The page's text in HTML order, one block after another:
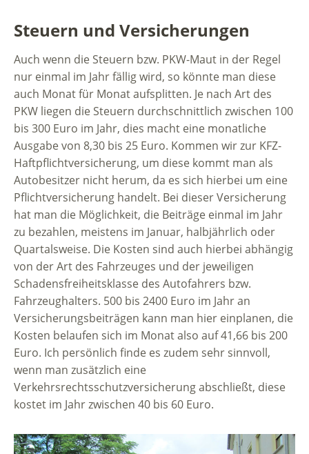
Steuern und Versicherungen
Auch wenn die Steuern bzw. PKW-Maut in der Regel
nur einmal im Jahr fällig wird, so könnte man diese
auch Monat für Monat aufsplitten. Je nach Art des
PKW liegen die Steuern durchschnittlich zwischen 100
bis 300 Euro im Jahr, dies macht eine monatliche
Ausgabe von 8,30 bis 25 Euro. Kommen wir zur KFZ-
Haftpflichtversicherung, um diese kommt man als
Autobesitzer nicht herum, da es sich hierbei um eine
Pflichtversicherung handelt. Bei dieser Versicherung
hat man die Möglichkeit, die Beiträge einmal im Jahr
zu bezahlen, meistens im Januar, halbjährlich oder
Quartalsweise. Die Kosten sind auch hierbei abhängig
von der Art des Fahrzeuges und der jeweiligen
Schadensfreiheitsklasse des Autofahrers bzw.
Fahrzeughalters. 500 bis 2400 Euro im Jahr an
Versicherungsbeiträgen kann man hier einplanen, die
Kosten belaufen sich im Monat also auf 41,66 bis 200
Euro. Ich persönlich finde es zudem sehr sinnvoll,
wenn man zusätzlich eine
Verkehrsrechtsschutzversicherung abschließt, diese
kostet im Jahr zwischen 40 bis 60 Euro.